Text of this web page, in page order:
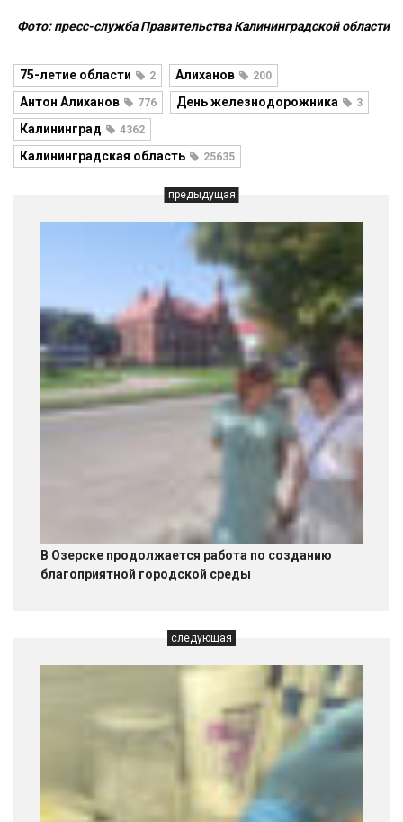
Фото: пресс-служба Правительства Калининградской области
75-летие области 2 Алиханов 200
Антон Алиханов 776 День железнодорожника 3
Калининград 4362
Калининградская область 25635
предыдущая
В Озерске продолжается работа по созданию
благоприятной городской среды
следующая